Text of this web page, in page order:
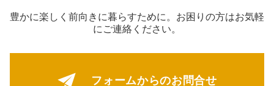
豊かに楽しく前向きに暮らすために。お困りの方はお気軽
にご連絡ください。
フォームからのお問合せ